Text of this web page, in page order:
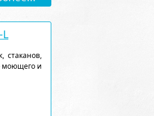
стаканов,
моющего и